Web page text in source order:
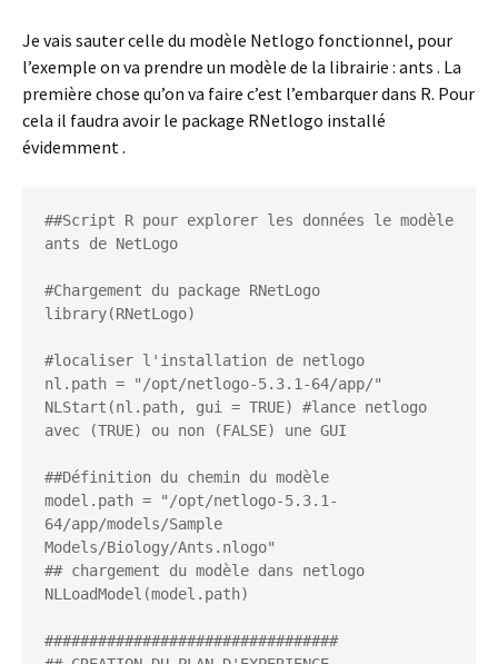
Je vais sauter celle du modèle Netlogo fonctionnel, pour
l’exemple on va prendre un modèle de la librairie : ants . La
première chose qu’on va faire c’est l’embarquer dans R. Pour
cela il faudra avoir le package RNetlogo installé
évidemment .
##Script R pour explorer les données le modèle
ants de NetLogo
#Chargement du package RNetLogo
library(RNetLogo)
#localiser l'installation de netlogo
nl.path = "/opt/netlogo-5.3.1-64/app/"
NLStart(nl.path, gui = TRUE) #lance netlogo
avec (TRUE) ou non (FALSE) une GUI
##Définition du chemin du modèle
model.path = "/opt/netlogo-5.3.1-
64/app/models/Sample
Models/Biology/Ants.nlogo"
## chargement du modèle dans netlogo
NLLoadModel(model.path)
#################################